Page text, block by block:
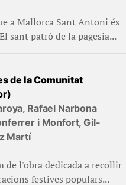
a Mallorca Sant Antoni és
sant patró de la pagesia...
de la Comunitat
Rafael Narbona
i Monfort, Gil-
Martí
de l'obra dedicada a recollir
festives populars...